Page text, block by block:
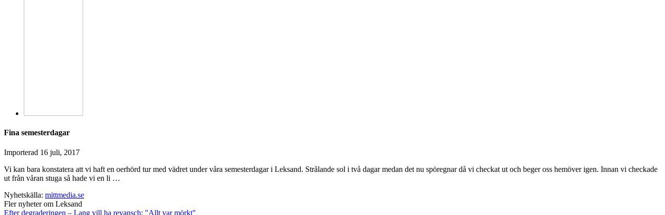
Fina semesterdagar
Importerad 16 juli, 2017
Vi kan bara konstatera att vi haft en oerhörd tur med vädret under våra semesterdagar i Leksand. Strålande sol i två dagar medan det nu spöregnar då vi checkat ut och beger oss hemöver igen. Innan vi checkade
ut från våran stuga så hade vi en li …
Nyhetskälla: mittmedia.se
Fler nyheter om Leksand
Efter degraderingen – Lang vill ha revansch: "Allt var mörkt"